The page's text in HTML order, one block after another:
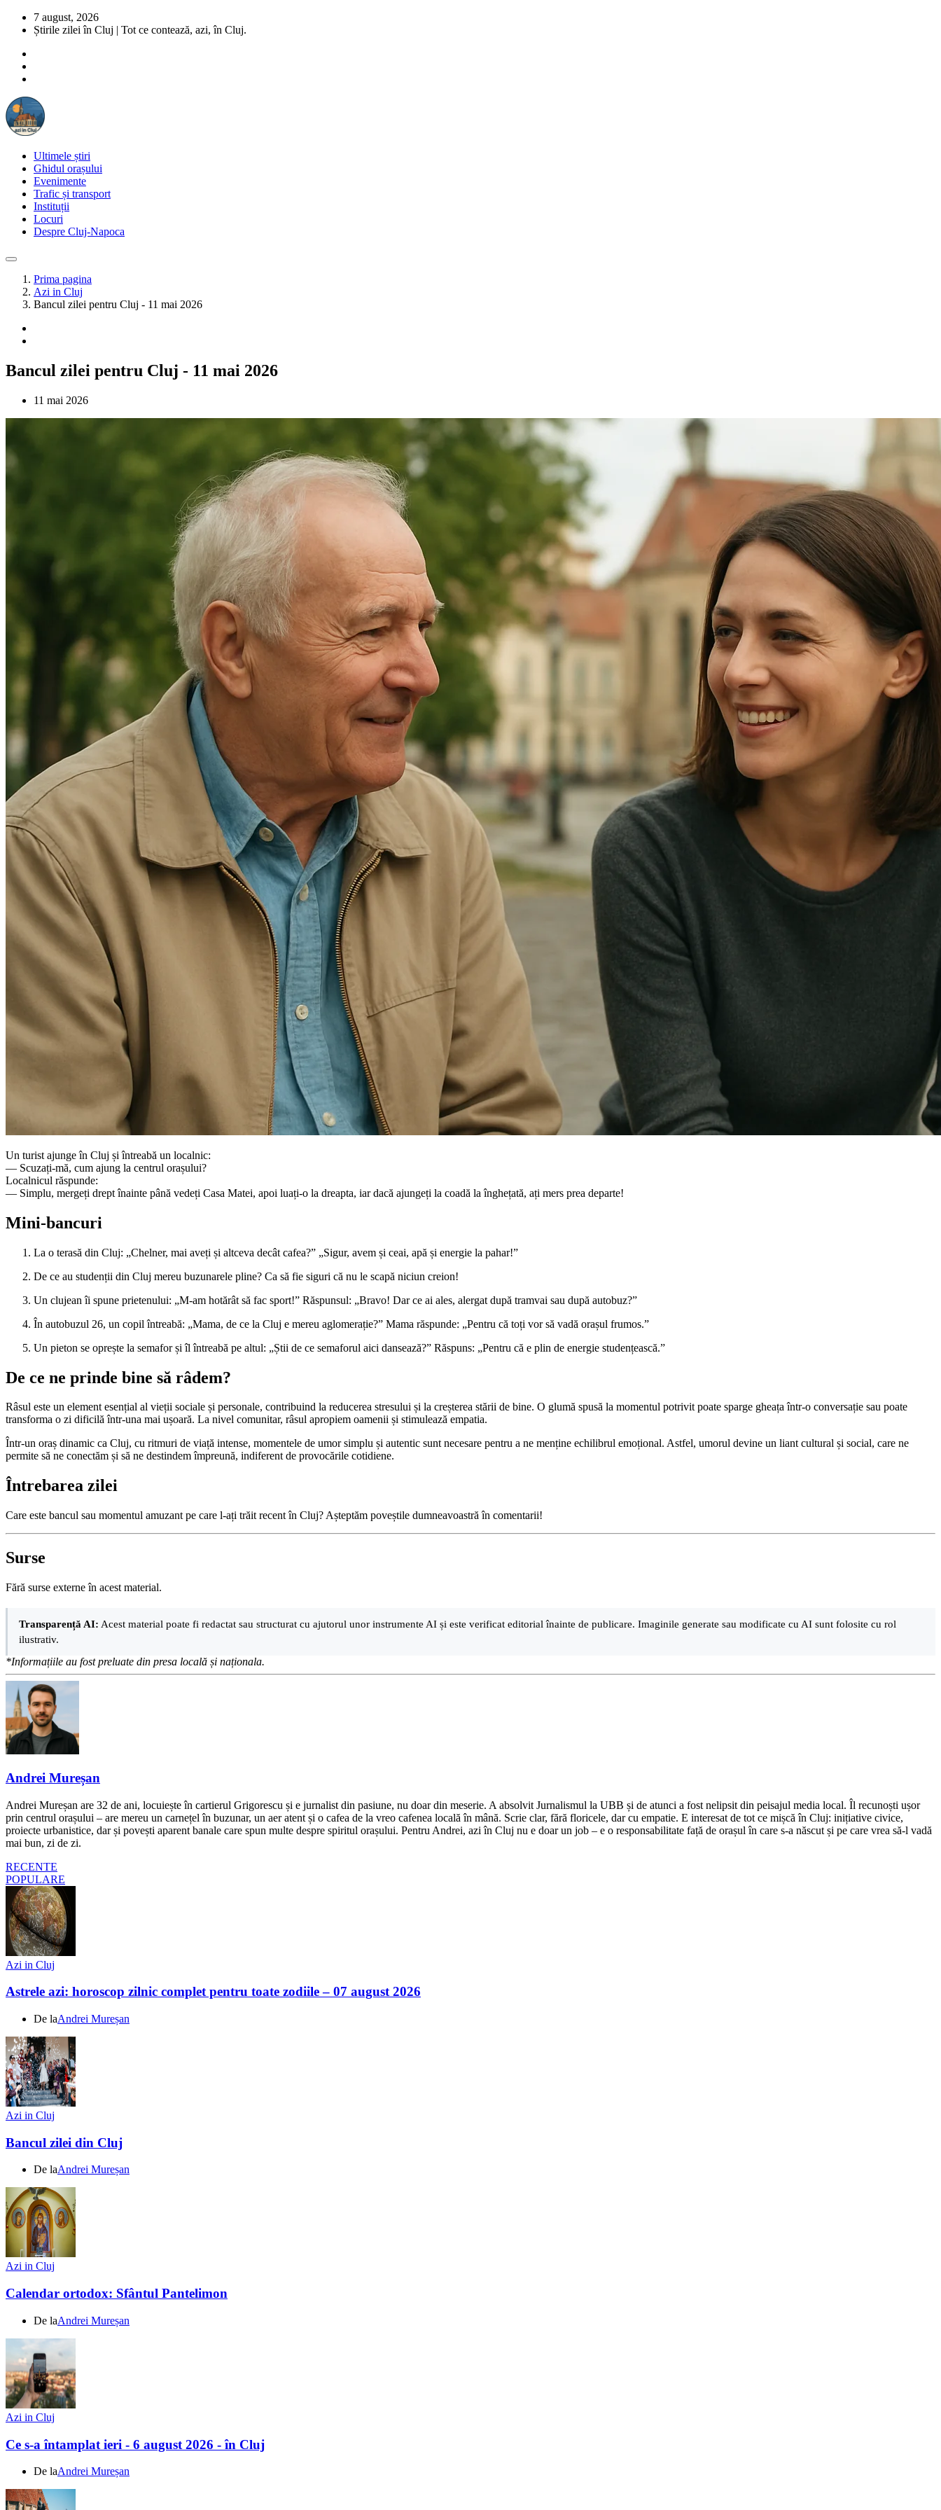
7 august, 2026
Știrile zilei în Cluj | Tot ce contează, azi, în Cluj.
Ultimele știri
Ghidul orașului
Evenimente
Trafic și transport
Instituții
Locuri
Despre Cluj-Napoca
Prima pagina
Azi in Cluj
Bancul zilei pentru Cluj - 11 mai 2026
Bancul zilei pentru Cluj - 11 mai 2026
11 mai 2026
Un turist ajunge în Cluj și întreabă un localnic:
— Scuzați-mă, cum ajung la centrul orașului?
Localnicul răspunde:
— Simplu, mergeți drept înainte până vedeți Casa Matei, apoi luați-o la dreapta, iar dacă ajungeți la coadă la înghețată, ați mers prea departe!
Mini-bancuri
La o terasă din Cluj: „Chelner, mai aveți și altceva decât cafea?” „Sigur, avem și ceai, apă și energie la pahar!”
De ce au studenții din Cluj mereu buzunarele pline? Ca să fie siguri că nu le scapă niciun creion!
Un clujean îi spune prietenului: „M-am hotărât să fac sport!” Răspunsul: „Bravo! Dar ce ai ales, alergat după tramvai sau după autobuz?”
În autobuzul 26, un copil întreabă: „Mama, de ce la Cluj e mereu aglomerație?” Mama răspunde: „Pentru că toți vor să vadă orașul frumos.”
Un pieton se oprește la semafor și îl întreabă pe altul: „Știi de ce semaforul aici dansează?” Răspuns: „Pentru că e plin de energie studențească.”
De ce ne prinde bine să râdem?
Râsul este un element esențial al vieții sociale și personale, contribuind la reducerea stresului și la creșterea stării de bine. O glumă spusă la momentul potrivit poate sparge gheața într-o conversație sau poate
transforma o zi dificilă într-una mai ușoară. La nivel comunitar, râsul apropiem oamenii și stimulează empatia.
Într-un oraș dinamic ca Cluj, cu ritmuri de viață intense, momentele de umor simplu și autentic sunt necesare pentru a ne menține echilibrul emoțional. Astfel, umorul devine un liant cultural și social, care ne
permite să ne conectăm și să ne destindem împreună, indiferent de provocările cotidiene.
Întrebarea zilei
Care este bancul sau momentul amuzant pe care l-ați trăit recent în Cluj? Așteptăm poveștile dumneavoastră în comentarii!
Surse
Fără surse externe în acest material.
Transparență AI: Acest material poate fi redactat sau structurat cu ajutorul unor instrumente AI și este verificat editorial înainte de publicare. Imaginile generate sau modificate cu AI sunt folosite cu rol
ilustrativ.
*Informațiile au fost preluate din presa locală și naționala.
Andrei Mureșan
Andrei Mureșan are 32 de ani, locuiește în cartierul Grigorescu și e jurnalist din pasiune, nu doar din meserie. A absolvit Jurnalismul la UBB și de atunci a fost nelipsit din peisajul media local. Îl recunoști ușor
prin centrul orașului – are mereu un carnețel în buzunar, un aer atent și o cafea de la vreo cafenea locală în mână. Scrie clar, fără floricele, dar cu empatie. E interesat de tot ce mișcă în Cluj: inițiative civice,
proiecte urbanistice, dar și povești aparent banale care spun multe despre spiritul orașului. Pentru Andrei, azi în Cluj nu e doar un job – e o responsabilitate față de orașul în care s-a născut și pe care vrea să-l vadă
mai bun, zi de zi.
RECENTE
POPULARE
Azi in Cluj
Astrele azi: horoscop zilnic complet pentru toate zodiile – 07 august 2026
De laAndrei Mureșan
Azi in Cluj
Bancul zilei din Cluj
De laAndrei Mureșan
Azi in Cluj
Calendar ortodox: Sfântul Pantelimon
De laAndrei Mureșan
Azi in Cluj
Ce s-a întamplat ieri - 6 august 2026 - în Cluj
De laAndrei Mureșan